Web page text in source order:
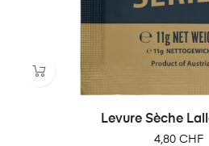
Levure Sèche
Prix
4,80 CHF